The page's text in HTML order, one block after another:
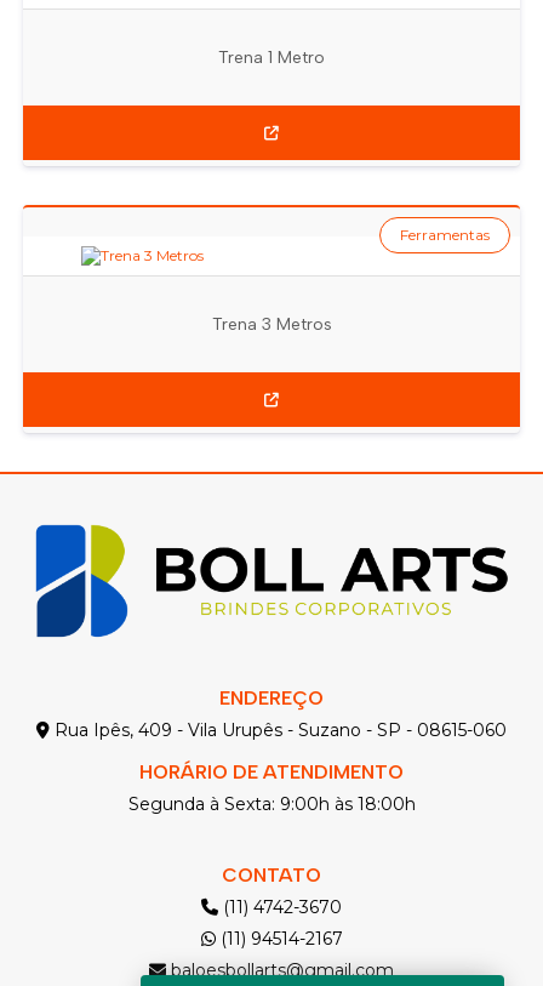
Trena 1 Metro
Trena 3 Metros
Ferramentas
ENDEREÇO
Rua Ipês, 409 - Vila Urupês - Suzano - SP - 08615-060
HORÁRIO DE ATENDIMENTO
Segunda à Sexta: 9:00h às 18:00h
CONTATO
(11) 4742-3670
(11) 94514-2167
baloesbollarts@gmail.com